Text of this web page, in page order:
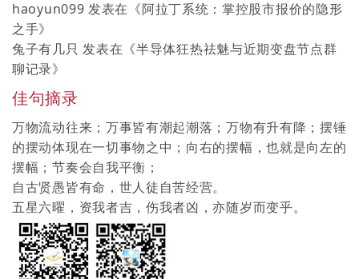
haoyun099 发表在《阿拉丁系统：掌控股市报价的隐形
之手》
兔子有几只 发表在《半导体狂热祛魅与近期变盘节点群
聊记录》
佳句摘录
万物流动往来；万事皆有潮起潮落；万物有升有降；摆锤
的摆动体现在一切事物之中；向右的摆幅，也就是向左的
摆幅；节奏会自我平衡；
自古贤愚皆有命，世人徒自苦经营。
五星六曜，资我者吉，伤我者凶，亦随岁而变乎。